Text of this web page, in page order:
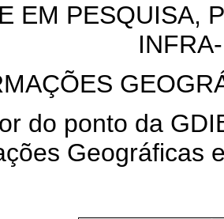
EM PESQUISA,
ponto da
Geográficas